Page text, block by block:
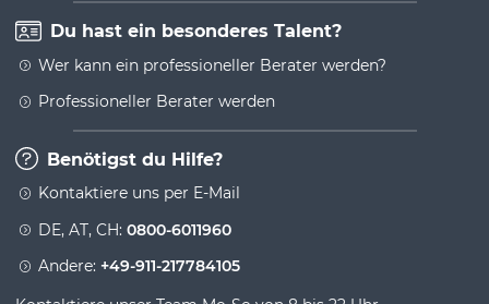
Du hast ein besonderes Talent?
Wer kann ein professioneller Berater werden?
Professioneller Berater werden
Benötigst du Hilfe?
Kontaktiere uns per E-Mail
DE, AT, CH: 0800-6011960
Andere: +49-911-217784105